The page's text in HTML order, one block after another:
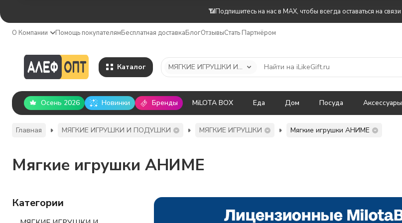
📶Подпишитесь на нас в MAX, чтобы всегда оставаться на связи
О Компании Помощь покупателямБесплатная доставкаБлогОтзывыСтать Партнёром
Каталог МЯГКИЕ ИГРУШКИ И ПОДУШКИ
Осень 2026 Новинки Бренды MiLOTA BOX Еда Дом Посуда Аксессуары
Главная МЯГКИЕ ИГРУШКИ И ПОДУШКИ МЯГКИЕ ИГРУШКИ Мягкие игрушки АНИМЕ
Мягкие игрушки АНИМЕ
Категории